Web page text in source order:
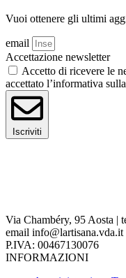
Vuoi ottenere gli ultimi
email
Accettazione newsletter
Accetto di ricevere le
accettato l’informativa
Iscriviti
Via Chambéry, 95 Aosta |
email
P.IVA: 00467130076
INFORMAZIONI